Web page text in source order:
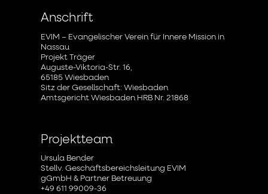
Anschrift
EVIM – Evangelischer Verein für Innere Mission in
Nassau
Projekt Träger
Auguste-Viktoria-Str. 16,
65185 Wiesbaden
Sitz der Gesellschaft: Wiesbaden
Amtsgericht Wiesbaden HRB Nr. 21868
Projektteam
Ursula Bender
Stellv. Geschäftsbereichsleitung EVIM
gGmbH & Partner Betreuung
+49 611 99009-36